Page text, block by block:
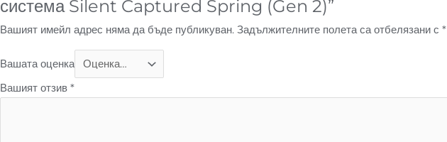
система Silent Captured Spring (Gen 2)”
Вашият имейл адрес няма да бъде публикуван. Задължителните полета са отбелязани с*
Вашата оценка
Вашият отзив*